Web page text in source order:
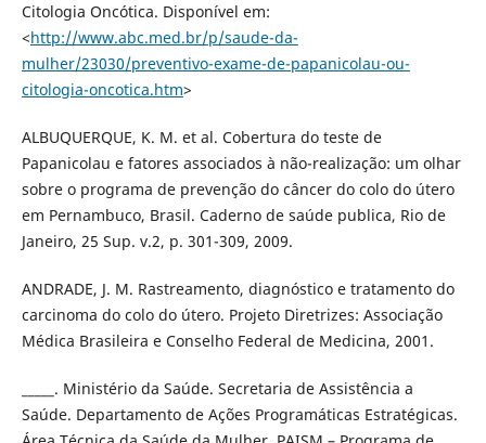
Citologia Oncótica. Disponível em:
<http://www.abc.med.br/p/saude-da-
mulher/23030/preventivo-exame-de-papanicolau-ou-
citologia-oncotica.htm>
ALBUQUERQUE, K. M. et al. Cobertura do teste de
Papanicolau e fatores associados à não-realização: um olhar
sobre o programa de prevenção do câncer do colo do útero
em Pernambuco, Brasil. Caderno de saúde publica, Rio de
Janeiro, 25 Sup. v.2, p. 301-309, 2009.
ANDRADE, J. M. Rastreamento, diagnóstico e tratamento do
carcinoma do colo do útero. Projeto Diretrizes: Associação
Médica Brasileira e Conselho Federal de Medicina, 2001.
_____. Ministério da Saúde. Secretaria de Assistência a
Saúde. Departamento de Ações Programáticas Estratégicas.